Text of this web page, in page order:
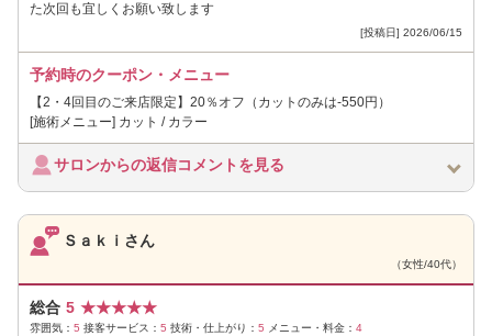
た次回も宜しくお願い致します
[投稿日] 2026/06/15
予約時のクーポン・メニュー
【2・4回目のご来店限定】20％オフ（カットのみは-550円）
[施術メニュー] カット / カラー
サロンからの返信コメントを見る
Ｓａｋｉさん
（女性/40代）
総合 5 ★★★★★
雰囲気： 5 接客サービス： 5 技術・仕上がり： 5 メニュー・料金： 4